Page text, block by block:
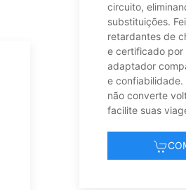
circuito,
substituições.
retardantes de
e certificado por
adaptador
e
não converte
facilite suas